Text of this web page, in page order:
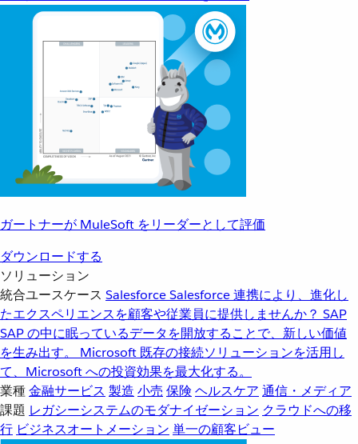
ガートナーが MuleSoft をリーダーとして評価
ダウンロードする
ソリューション
統合ユースケース SalesforceSalesforce 連携により、進化し
たエクスペリエンスを顧客や従業員に提供しませんか？ SAP
SAP の中に眠っているデータを開放することで、新しい価値
を生み出す。
Microsoft 既存の接続ソリューションを活用し
て、Microsoft への投資効果を最大化する。
業種金融サービス 製造 小売 保険 ヘルスケア 通信・メディア
課題 レガシーシステムのモダナイゼーション クラウドへの移
行 ビジネスオートメーション 単一の顧客ビュー